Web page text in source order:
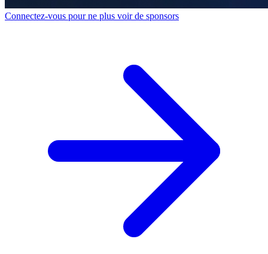
Connectez-vous pour ne plus voir de sponsors